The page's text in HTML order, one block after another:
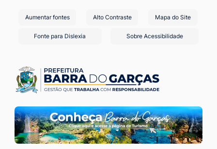
de
atalhos
links
de
acessibilidade
para
[alt+1]
Ir
para
o
menu
[alt+2]
Aumentar fontes Alto Contraste Mapa do Site
Fonte para Dislexia Sobre Acessibilidade